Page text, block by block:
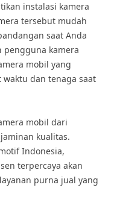
instalasi kamera
tersebut mudah
saat Anda
kamera
mobil yang
dan tenaga saat
mobil dari
kualitas.
Indonesia,
terpercaya akan
purna jual yang